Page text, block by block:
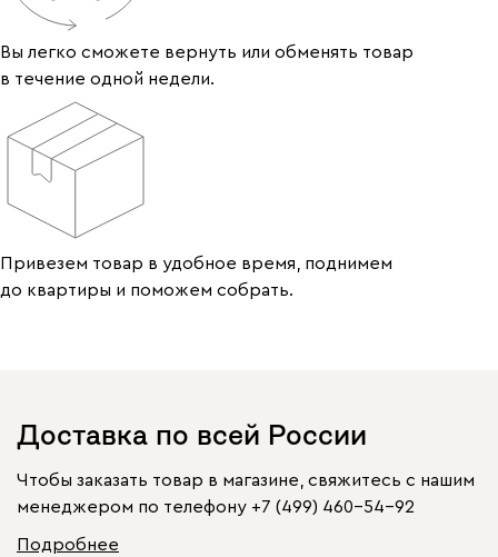
Вы легко сможете вернуть или обменять товар
в течение одной недели.
Привезем товар в удобное время, поднимем
до квартиры и поможем собрать.
Доставка по всей России
Чтобы заказать товар в магазине, свяжитесь с нашим
менеджером по телефону +7 (499) 460-54-92
Подробнее